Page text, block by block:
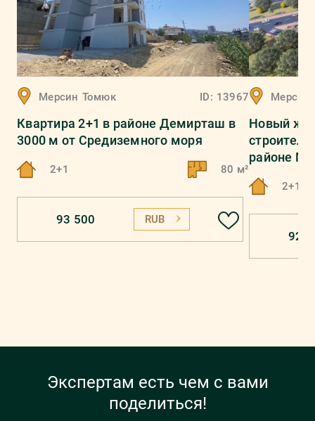
Мерсин Томюк ID: 13967
Квартира 2+1 в районе Демирташ в
3000 м от Средиземного моря
2+1 80 м²
93 500 RUB
Мерсин
Новый
районе
2+1,
92
Экспертам есть чем с вами
поделиться!